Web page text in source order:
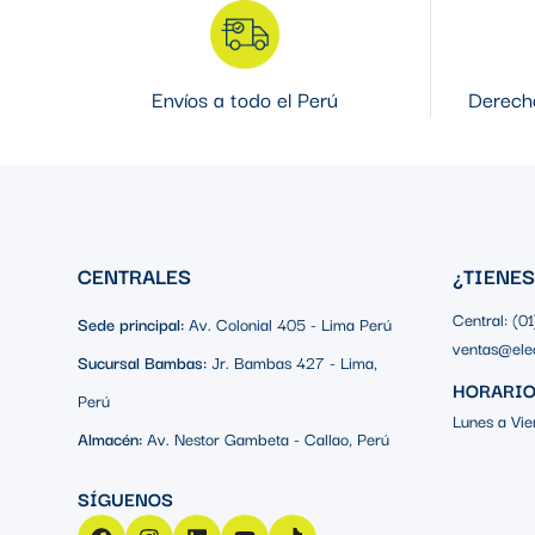
Envíos a todo el Perú
CENTRALES
Sede principal:Av. Colonial 405 - Lima Perú
Sucursal Bambas:Jr. Bambas 427 - Lima,
Perú
Almacén:Av. Nestor Gambeta - Callao, Perú
Central:
Lunes a